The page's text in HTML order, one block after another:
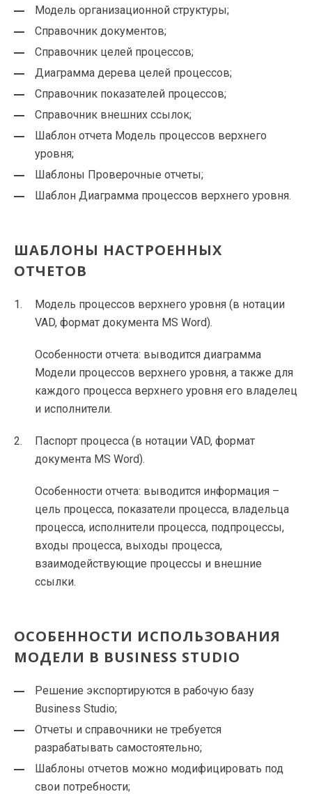
Модель организационной структуры;
Справочник документов;
Справочник целей процессов;
Диаграмма дерева целей процессов;
Справочник показателей процессов;
Справочник внешних ссылок;
Шаблон отчета Модель процессов верхнего
уровня;
Шаблоны Проверочные отчеты;
Шаблон Диаграмма процессов верхнего уровня.
ШАБЛОНЫ НАСТРОЕННЫХ
ОТЧЕТОВ
Модель процессов верхнего уровня (в нотации
VAD, формат документа MS Word).
Особенности отчета: выводится диаграмма
Модели процессов верхнего уровня, а также для
каждого процесса верхнего уровня его владелец
и исполнители.
Паспорт процесса (в нотации VAD, формат
документа MS Word).
Особенности отчета: выводится информация –
цель процесса, показатели процесса, владельца
процесса, исполнители процесса, подпроцессы,
входы процесса, выходы процесса,
взаимодействующие процессы и внешние
ссылки.
ОСОБЕННОСТИ ИСПОЛЬЗОВАНИЯ
МОДЕЛИ В BUSINESS STUDIO
Решение экспортируются в рабочую базу
Business Studio;
Отчеты и справочники не требуется
разрабатывать самостоятельно;
Шаблоны отчетов можно модифицировать под
свои потребности;